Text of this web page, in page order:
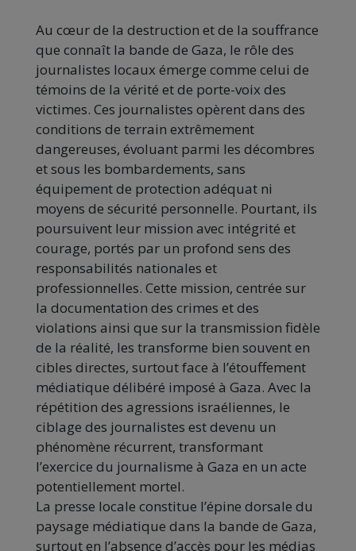
Au cœur de la destruction et de la souffrance
que connaît la bande de Gaza, le rôle des
journalistes locaux émerge comme celui de
témoins de la vérité et de porte-voix des
victimes. Ces journalistes opèrent dans des
conditions de terrain extrêmement
dangereuses, évoluant parmi les décombres
et sous les bombardements, sans
équipement de protection adéquat ni
moyens de sécurité personnelle. Pourtant, ils
poursuivent leur mission avec intégrité et
courage, portés par un profond sens des
responsabilités nationales et
professionnelles. Cette mission, centrée sur
la documentation des crimes et des
violations ainsi que sur la transmission fidèle
de la réalité, les transforme bien souvent en
cibles directes, surtout face à l’étouffement
médiatique délibéré imposé à Gaza. Avec la
répétition des agressions israéliennes, le
ciblage des journalistes est devenu un
phénomène récurrent, transformant
l’exercice du journalisme à Gaza en un acte
potentiellement mortel.
La presse locale constitue l’épine dorsale du
paysage médiatique dans la bande de Gaza,
surtout en l’absence d’accès pour les médias